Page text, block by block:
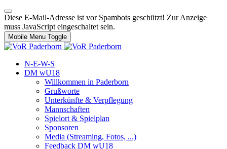
Diese E-Mail-Adresse ist vor Spambots geschützt! Zur Anzeige
muss JavaScript eingeschaltet sein.
Mobile Menu Toggle
N-E-W-S
DM wU18
Willkommen in Paderborn
Grußworte
Unterkünfte & Verpflegung
Mannschaften
Spielort & Spielplan
Sponsoren
Media (Streaming, Fotos, ...)
Feedback DM wU18